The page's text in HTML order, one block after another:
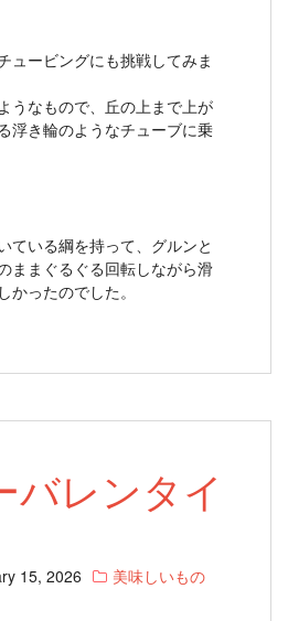
ュービングにも挑戦してみま
うなもので、丘の上まで上が
浮き輪のようなチューブに乗
ている綱を持って、グルンと
ままぐるぐる回転しながら滑
かったのでした。
バレンタイ
15, 2026
美味しいもの